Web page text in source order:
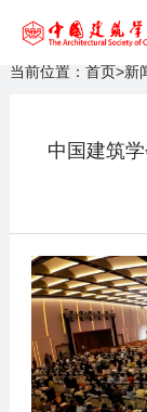
当前位置： 首页>新
中国建筑